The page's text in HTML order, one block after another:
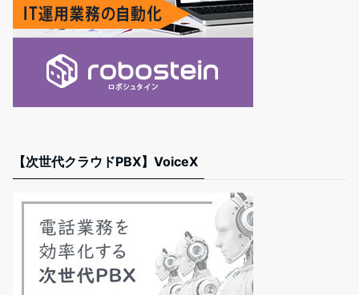
【次世代クラウドPBX】VoiceX